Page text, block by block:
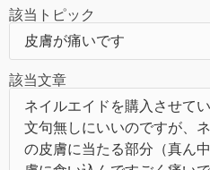
該当トピック
該当文章